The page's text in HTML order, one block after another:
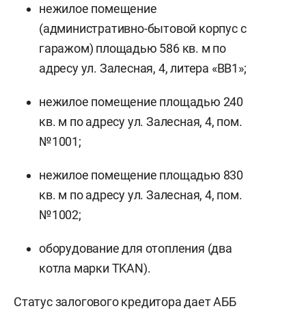
нежилое помещение
(административно-бытовой корпус с
гаражом) площадью 586 кв. м по
адресу ул. Залесная, 4, литера «ВВ1»;
нежилое помещение площадью 240
кв. м по адресу ул. Залесная, 4, пом.
№1001;
нежилое помещение площадью 830
кв. м по адресу ул. Залесная, 4, пом.
№1002;
оборудование для отопления (два
котла марки TKAN).
Статус залогового кредитора дает АББ